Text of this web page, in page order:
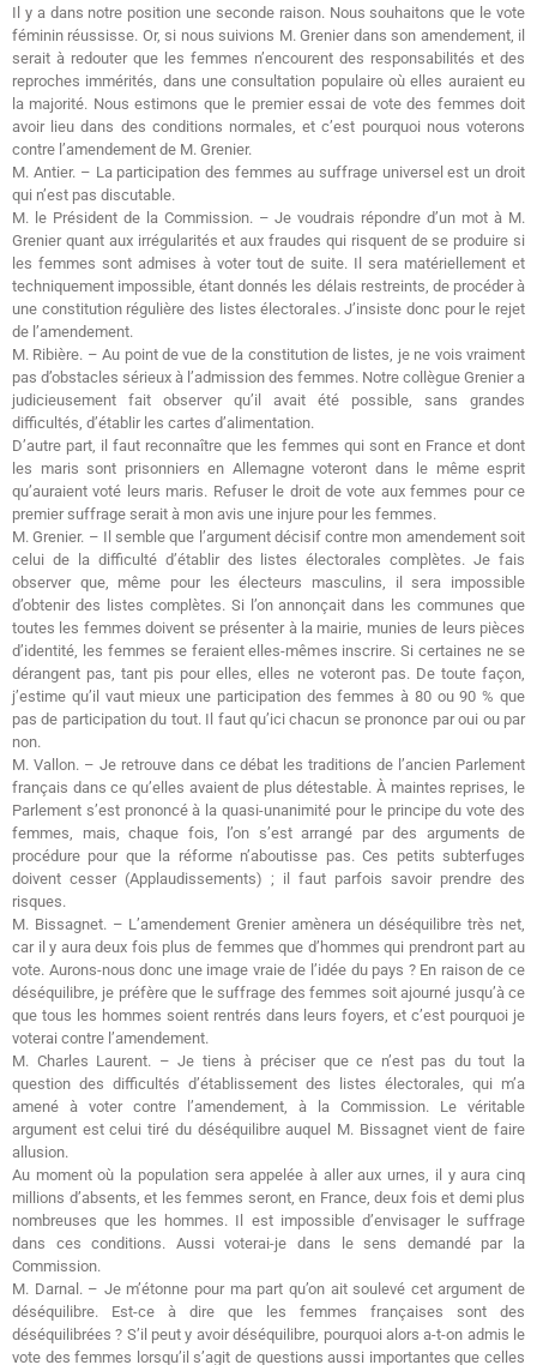
Il y a dans notre position une seconde raison. Nous souhaitons que le vote
féminin réussisse. Or, si nous suivions M. Grenier dans son amendement, il
serait à redouter que les femmes n’encourent des responsabilités et des
reproches immérités, dans une consultation populaire où elles auraient eu
la majorité. Nous estimons que le premier essai de vote des femmes doit
avoir lieu dans des conditions normales, et c’est pourquoi nous voterons
contre l’amendement de M. Grenier.
M. Antier. – La participation des femmes au suffrage universel est un droit
qui n’est pas discutable.
M. le Président de la Commission. – Je voudrais répondre d’un mot à M.
Grenier quant aux irrégularités et aux fraudes qui risquent de se produire si
les femmes sont admises à voter tout de suite. Il sera matériellement et
techniquement impossible, étant donnés les délais restreints, de procéder à
une constitution régulière des listes électorales. J’insiste donc pour le rejet
de l’amendement.
M. Ribière. – Au point de vue de la constitution de listes, je ne vois vraiment
pas d’obstacles sérieux à l’admission des femmes. Notre collègue Grenier a
judicieusement fait observer qu’il avait été possible, sans grandes
difficultés, d’établir les cartes d’alimentation.
D’autre part, il faut reconnaître que les femmes qui sont en France et dont
les maris sont prisonniers en Allemagne voteront dans le même esprit
qu’auraient voté leurs maris. Refuser le droit de vote aux femmes pour ce
premier suffrage serait à mon avis une injure pour les femmes.
M. Grenier. – Il semble que l’argument décisif contre mon amendement soit
celui de la difficulté d’établir des listes électorales complètes. Je fais
observer que, même pour les électeurs masculins, il sera impossible
d’obtenir des listes complètes. Si l’on annonçait dans les communes que
toutes les femmes doivent se présenter à la mairie, munies de leurs pièces
d’identité, les femmes se feraient elles-mêmes inscrire. Si certaines ne se
dérangent pas, tant pis pour elles, elles ne voteront pas. De toute façon,
j’estime qu’il vaut mieux une participation des femmes à 80 ou 90 % que
pas de participation du tout. Il faut qu’ici chacun se prononce par oui ou par
non.
M. Vallon. – Je retrouve dans ce débat les traditions de l’ancien Parlement
français dans ce qu’elles avaient de plus détestable. À maintes reprises, le
Parlement s’est prononcé à la quasi-unanimité pour le principe du vote des
femmes, mais, chaque fois, l’on s’est arrangé par des arguments de
procédure pour que la réforme n’aboutisse pas. Ces petits subterfuges
doivent cesser (Applaudissements) ; il faut parfois savoir prendre des
risques.
M. Bissagnet. – L’amendement Grenier amènera un déséquilibre très net,
car il y aura deux fois plus de femmes que d’hommes qui prendront part au
vote. Aurons-nous donc une image vraie de l’idée du pays ? En raison de ce
déséquilibre, je préfère que le suffrage des femmes soit ajourné jusqu’à ce
que tous les hommes soient rentrés dans leurs foyers, et c’est pourquoi je
voterai contre l’amendement.
M. Charles Laurent. – Je tiens à préciser que ce n’est pas du tout la
question des difficultés d’établissement des listes électorales, qui m’a
amené à voter contre l’amendement, à la Commission. Le véritable
argument est celui tiré du déséquilibre auquel M. Bissagnet vient de faire
allusion.
Au moment où la population sera appelée à aller aux urnes, il y aura cinq
millions d’absents, et les femmes seront, en France, deux fois et demi plus
nombreuses que les hommes. Il est impossible d’envisager le suffrage
dans ces conditions. Aussi voterai-je dans le sens demandé par la
Commission.
M. Darnal. – Je m’étonne pour ma part qu’on ait soulevé cet argument de
déséquilibre. Est-ce à dire que les femmes françaises sont des
déséquilibrées ? S’il peut y avoir déséquilibre, pourquoi alors a-t-on admis le
vote des femmes lorsqu’il s’agit de questions aussi importantes que celles